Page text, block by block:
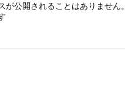
が公開されることはありません。